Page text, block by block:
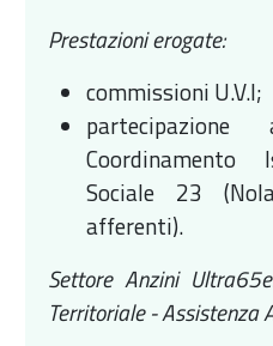
Prestazioni erogate:
commissioni U.V.I;
Coordinamento
Sociale 23
afferenti).
Settore Anzini
Territoriale - Assistenza